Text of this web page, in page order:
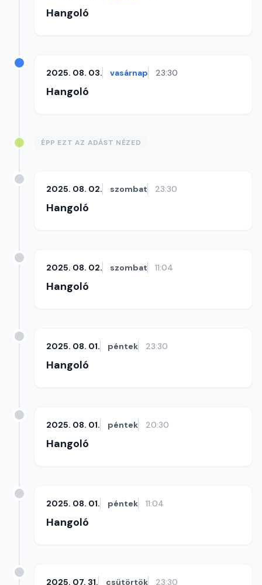
Hangoló
2025. 08. 03. vasárnap 23:30
Hangoló
ÉPP EZT AZ ADÁST NÉZED
2025. 08. 02. szombat 23:30
Hangoló
2025. 08. 02. szombat 11:04
Hangoló
2025. 08. 01. péntek 23:30
Hangoló
2025. 08. 01. péntek 20:30
Hangoló
2025. 08. 01. péntek 11:04
Hangoló
2025. 07. 31. csütörtök 23:30